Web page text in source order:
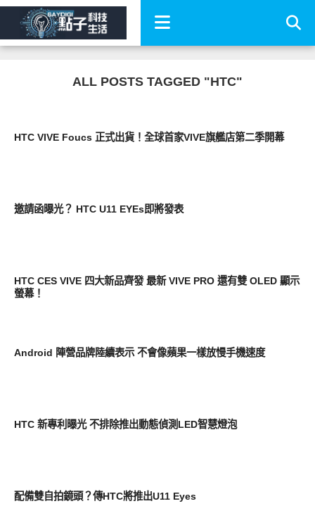
ALL POSTS TAGGED "HTC"
HTC VIVE Foucs 正式出貨！全球首家VIVE旗艦店第二季開幕
邀請函曝光？ HTC U11 EYEs即將發表
HTC CES VIVE 四大新品齊發 最新 VIVE PRO 還有雙 OLED 顯示
螢幕！
Android 陣營品牌陸續表示 不會像蘋果一樣放慢手機速度
HTC 新專利曝光 不排除推出動態偵測LED智慧燈泡
配備雙自拍鏡頭？傳HTC將推出U11 Eyes